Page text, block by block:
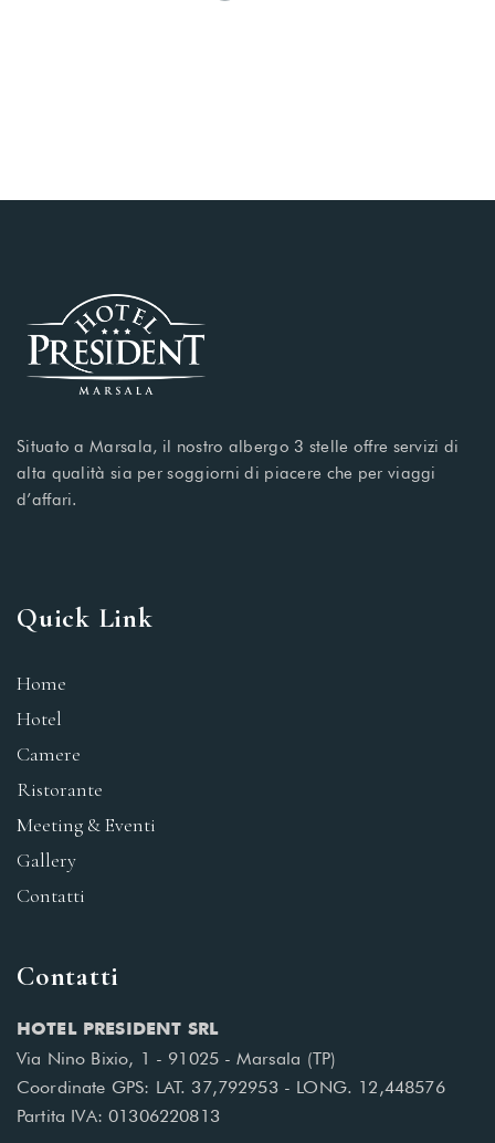
Situato a Marsala, il nostro albergo 3 stelle offre servizi di
alta qualità sia per soggiorni di piacere che per viaggi
d’affari.
Quick Link
Home
Hotel
Camere
Ristorante
Meeting & Eventi
Gallery
Contatti
Contatti
HOTEL PRESIDENT SRL
Via Nino Bixio, 1 - 91025 - Marsala (TP)
Coordinate GPS: LAT. 37,792953 - LONG. 12,448576
Partita IVA: 01306220813